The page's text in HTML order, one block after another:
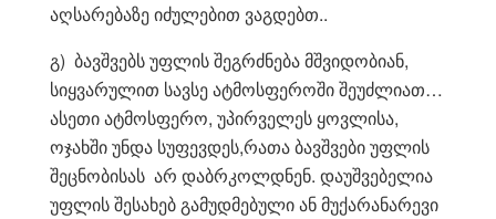
აღსარებაზე იძულებით ვაგდებთ..
გ) ბავშვებს უფლის შეგრძნება მშვიდობიან,
სიყვარულით სავსე ატმოსფეროში შეუძლიათ…
ასეთი ატმოსფერო, უპირველეს ყოვლისა,
ოჯახში უნდა სუფევდეს,რათა ბავშვები უფლის
შეცნობისას არ დაბრკოლდნენ. დაუშვებელია
უფლის შესახებ გამუდმებული ან მუქარანარევი